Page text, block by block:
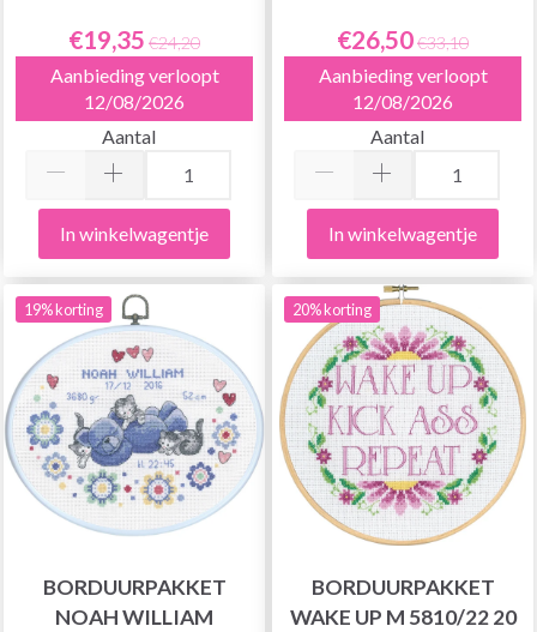
€19,35 €24,20
Aanbieding verloopt
12/08/2026
Aantal
In winkelwagentje
€26,50€33,10
Aanbieding verloopt
12/08/2026
Aantal
In winkelwagentje
19% korting
BORDUURPAKKET
NOAH WILLIAM
20% korting
BORDUURPAKKET
WAKE UP M 5810/22 20